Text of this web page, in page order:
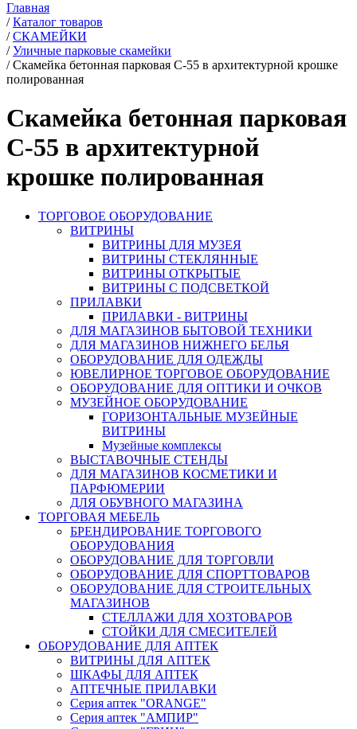
Главная
/ Каталог товаров
/ СКАМЕЙКИ
/ Уличные парковые скамейки
/ Скамейка бетонная парковая С-55 в архитектурной крошке
полированная
Скамейка бетонная парковая
С-55 в архитектурной
крошке полированная
ТОРГОВОЕ ОБОРУДОВАНИЕ
ВИТРИНЫ
ВИТРИНЫ ДЛЯ МУЗЕЯ
ВИТРИНЫ СТЕКЛЯННЫЕ
ВИТРИНЫ ОТКРЫТЫЕ
ВИТРИНЫ С ПОДСВЕТКОЙ
ПРИЛАВКИ
ПРИЛАВКИ - ВИТРИНЫ
ДЛЯ МАГАЗИНОВ БЫТОВОЙ ТЕХНИКИ
ДЛЯ МАГАЗИНОВ НИЖНЕГО БЕЛЬЯ
ОБОРУДОВАНИЕ ДЛЯ ОДЕЖДЫ
ЮВЕЛИРНОЕ ТОРГОВОЕ ОБОРУДОВАНИЕ
ОБОРУДОВАНИЕ ДЛЯ ОПТИКИ И ОЧКОВ
МУЗЕЙНОЕ ОБОРУДОВАНИЕ
ГОРИЗОНТАЛЬНЫЕ МУЗЕЙНЫЕ
ВИТРИНЫ
Музейные комплексы
ВЫСТАВОЧНЫЕ СТЕНДЫ
ДЛЯ МАГАЗИНОВ КОСМЕТИКИ И
ПАРФЮМЕРИИ
ДЛЯ ОБУВНОГО МАГАЗИНА
ТОРГОВАЯ МЕБЕЛЬ
БРЕНДИРОВАНИЕ ТОРГОВОГО
ОБОРУДОВАНИЯ
ОБОРУДОВАНИЕ ДЛЯ ТОРГОВЛИ
ОБОРУДОВАНИЕ ДЛЯ СПОРТТОВАРОВ
ОБОРУДОВАНИЕ ДЛЯ СТРОИТЕЛЬНЫХ
МАГАЗИНОВ
СТЕЛЛАЖИ ДЛЯ ХОЗТОВАРОВ
СТОЙКИ ДЛЯ СМЕСИТЕЛЕЙ
ОБОРУДОВАНИЕ ДЛЯ АПТЕК
ВИТРИНЫ ДЛЯ АПТЕК
ШКАФЫ ДЛЯ АПТЕК
АПТЕЧНЫЕ ПРИЛАВКИ
Серия аптек "ORANGE"
Серия аптек "АМПИР"